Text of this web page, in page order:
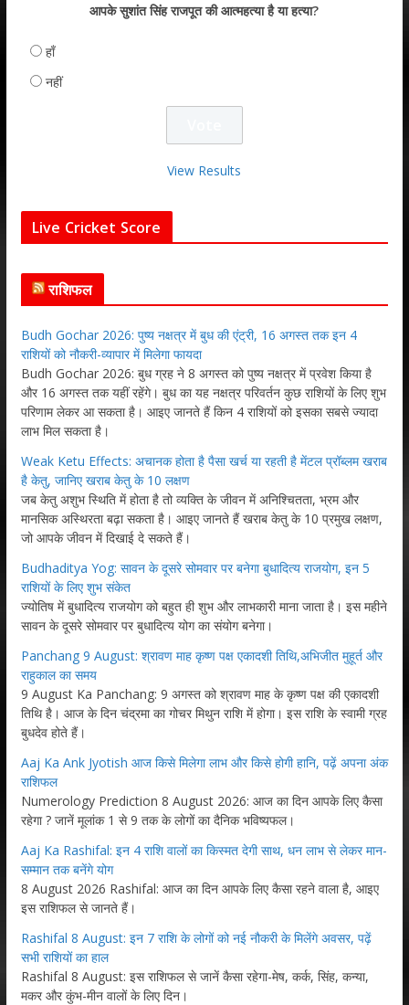
आपके सुशांत सिंह राजपूत की आत्महत्या है या हत्या?
हाँ
नहीं
View Results
Live Cricket Score
राशिफल
Budh Gochar 2026: पुष्य नक्षत्र में बुध की एंट्री, 16 अगस्त तक इन 4
राशियों को नौकरी-व्यापार में मिलेगा फायदा
Budh Gochar 2026: बुध ग्रह ने 8 अगस्त को पुष्य नक्षत्र में प्रवेश किया है
और 16 अगस्त तक यहीं रहेंगे। बुध का यह नक्षत्र परिवर्तन कुछ राशियों के लिए शुभ
परिणाम लेकर आ सकता है। आइए जानते हैं किन 4 राशियों को इसका सबसे ज्यादा
लाभ मिल सकता है।
Weak Ketu Effects: अचानक होता है पैसा खर्च या रहती है मेंटल प्रॉब्लम खराब
है केतु, जानिए खराब केतु के 10 लक्षण
जब केतु अशुभ स्थिति में होता है तो व्यक्ति के जीवन में अनिश्चितता, भ्रम और
मानसिक अस्थिरता बढ़ा सकता है। आइए जानते हैं खराब केतु के 10 प्रमुख लक्षण,
जो आपके जीवन में दिखाई दे सकते हैं।
Budhaditya Yog: सावन के दूसरे सोमवार पर बनेगा बुधादित्य राजयोग, इन 5
राशियों के लिए शुभ संकेत
ज्योतिष में बुधादित्य राजयोग को बहुत ही शुभ और लाभकारी माना जाता है। इस महीने
सावन के दूसरे सोमवार पर बुधादित्य योग का संयोग बनेगा।
Panchang 9 August: श्रावण माह कृष्ण पक्ष एकादशी तिथि,अभिजीत मुहूर्त और
राहुकाल का समय
9 August Ka Panchang: 9 अगस्त को श्रावण माह के कृष्ण पक्ष की एकादशी
तिथि है। आज के दिन चंद्रमा का गोचर मिथुन राशि में होगा। इस राशि के स्वामी ग्रह
बुधदेव होते हैं।
Aaj Ka Ank Jyotish आज किसे मिलेगा लाभ और किसे होगी हानि, पढ़ें अपना अंक
राशिफल
Numerology Prediction 8 August 2026: आज का दिन आपके लिए कैसा
रहेगा ? जानें मूलांक 1 से 9 तक के लोगों का दैनिक भविष्यफल।
Aaj Ka Rashifal: इन 4 राशि वालों का किस्मत देगी साथ, धन लाभ से लेकर मान-
सम्मान तक बनेंगे योग
8 August 2026 Rashifal: आज का दिन आपके लिए कैसा रहने वाला है, आइए
इस राशिफल से जानते हैं।
Rashifal 8 August: इन 7 राशि के लोगों को नई नौकरी के मिलेंगे अवसर, पढ़ें
सभी राशियों का हाल
Rashifal 8 August: इस राशिफल से जानें कैसा रहेगा-मेष, कर्क, सिंह, कन्या,
मकर और कुंभ-मीन वालों के लिए दिन।